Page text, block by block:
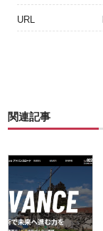
URL
関連記事